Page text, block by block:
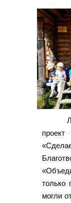
проект
только
могли